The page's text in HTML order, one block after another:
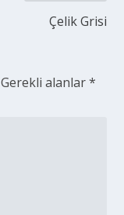
Çelik Grisi
Gerekli alanlar*